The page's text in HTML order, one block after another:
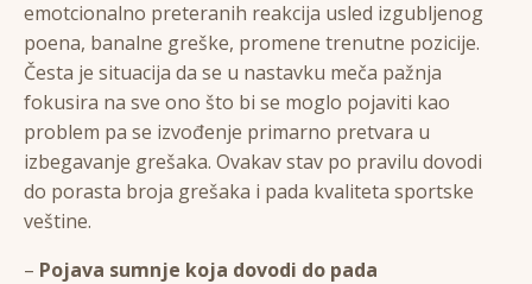
emotcionalno preteranih reakcija usled izgubljenog
poena, banalne greške, promene trenutne pozicije.
Česta je situacija da se u nastavku meča pažnja
fokusira na sve ono što bi se moglo pojaviti kao
problem pa se izvođenje primarno pretvara u
izbegavanje grešaka. Ovakav stav po pravilu dovodi
do porasta broja grešaka i pada kvaliteta sportske
veštine.
– Pojava sumnje koja dovodi do pada